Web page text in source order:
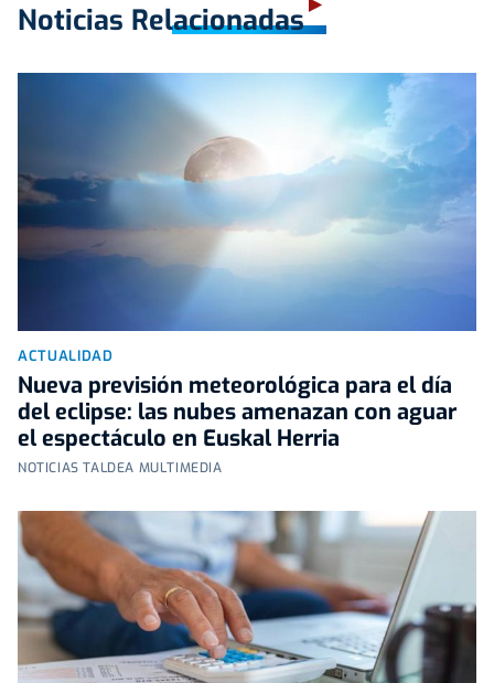
Noticias Relacionadas
ACTUALIDAD
Nueva previsión meteorológica para el día
del eclipse: las nubes amenazan con aguar
el espectáculo en Euskal Herria
NOTICIAS TALDEA MULTIMEDIA